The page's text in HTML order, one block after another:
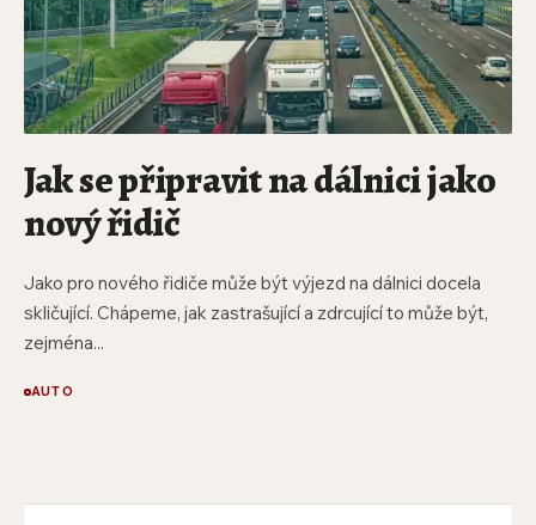
Jak se připravit na dálnici jako
nový řidič
Jako pro nového řidiče může být výjezd na dálnici docela
skličující. Chápeme, jak zastrašující a zdrcující to může být,
zejména...
AUTO